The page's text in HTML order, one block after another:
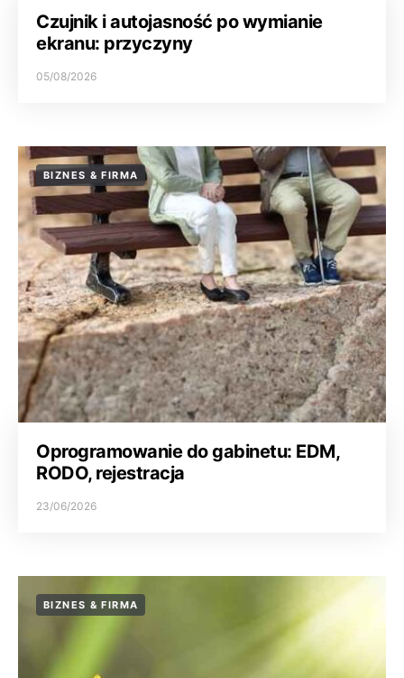
Czujnik i autojasność po wymianie
ekranu: przyczyny
05/08/2026
BIZNES & FIRMA
Oprogramowanie do gabinetu: EDM,
RODO, rejestracja
23/06/2026
BIZNES & FIRMA